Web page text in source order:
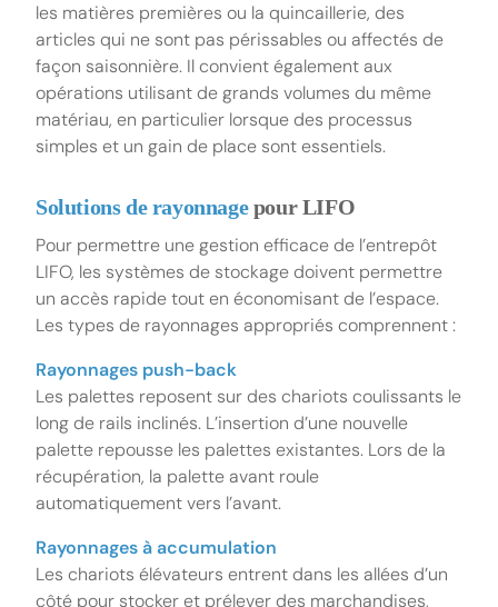
les matières premières ou la quincaillerie, des
articles qui ne sont pas périssables ou affectés de
façon saisonnière. Il convient également aux
opérations utilisant de grands volumes du même
matériau, en particulier lorsque des processus
simples et un gain de place sont essentiels.
Solutions de rayonnagepour LIFO
Pour permettre une gestion efficace de l’entrepôt
LIFO, les systèmes de stockage doivent permettre
un accès rapide tout en économisant de l’espace.
Les types de rayonnages appropriés comprennent :
Rayonnages push-back
Les palettes reposent sur des chariots coulissants le
long de rails inclinés. L’insertion d’une nouvelle
palette repousse les palettes existantes. Lors de la
récupération, la palette avant roule
automatiquement vers l’avant.
Rayonnages à accumulation
Les chariots élévateurs entrent dans les allées d’un
côté pour stocker et prélever des marchandises,